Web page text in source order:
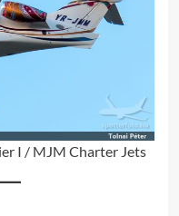
I / MJM Charter Jets